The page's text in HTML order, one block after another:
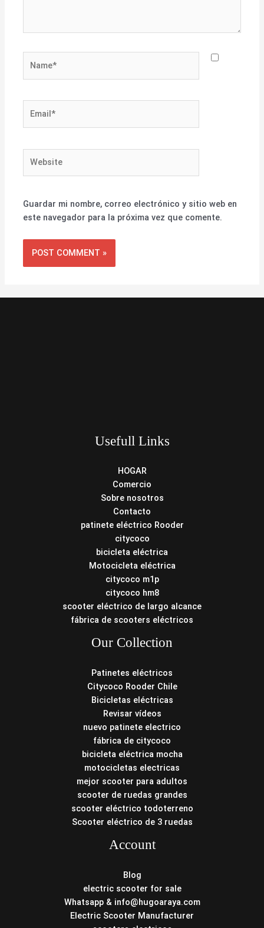
Guardar mi nombre, correo electrónico y sitio web en
este navegador para la próxima vez que comente.
Usefull Links
HOGAR
Comercio
Sobre nosotros
Contacto
patinete eléctrico Rooder
citycoco
bicicleta eléctrica
Motocicleta eléctrica
citycoco m1p
citycoco hm8
scooter eléctrico de largo alcance
fábrica de scooters eléctricos
Our Collection
Patinetes eléctricos
Citycoco Rooder Chile
Bicicletas eléctricas
Revisar vídeos
nuevo patinete electrico
fábrica de citycoco
bicicleta eléctrica mocha
motocicletas electricas
mejor scooter para adultos
scooter de ruedas grandes
scooter eléctrico todoterreno
Scooter eléctrico de 3 ruedas
Account
Blog
electric scooter for sale
Whatsapp & info@hugoaraya.com
Electric Scooter Manufacturer